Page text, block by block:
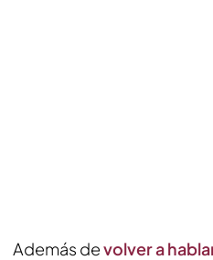
Además devolver a